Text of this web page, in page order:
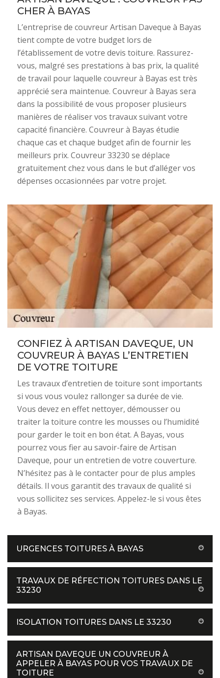
CHER À BAYAS
L’entreprise de couvreur Artisan Daveque à Bayas
tient compte de votre budget lors de
l’établissement de votre devis toiture. Rassurez-
vous, malgré ses prestations à bas prix, la qualité
de travail pour laquelle couvreur à Bayas est très
apprécié sera maintenue. Couvreur à Bayas sera
dans la possibilité de vous proposer plusieurs
manières de réaliser vos travaux suivant votre
capacité financière. Couvreur à Bayas étudie
chaque cas et chaque budget afin de fournir les
meilleurs prix. Couvreur 33230 se déplace
gratuitement chez vous dans le but d’alléger vos
dépenses occasionnées par votre projet.
CONFIEZ À ARTISAN DAVEQUE, UN
COUVREUR À BAYAS L’ENTRETIEN
DE VOTRE TOITURE
Les travaux d’entretien de toiture sont importants
si vous vous voulez rallonger sa durée de vie.
Vous devez en effet nettoyer, démousser ou
traiter la toiture contre les mousses ou l’humidité
pour garder le toit en bon état. A Bayas, vous
pourrez vous fier au savoir-faire de Artisan
Daveque, pour un entretien de votre couverture.
N’hésitez pas à le contacter pour de plus amples
détails. Il vous garantit des travaux de qualité si
vous sollicitez ses services. Appelez-le si vous êtes
à Bayas.
URGENCES TOITURES À BAYAS
TRAVAUX DE RÉFECTION TOITURES DANS LE
33230
ISOLATION TOITURES DANS LE 33230
ARTISAN DAVEQUE UN COUVREUR À
APPELER À BAYAS POUR VOS TRAVAUX DE
TOITURE